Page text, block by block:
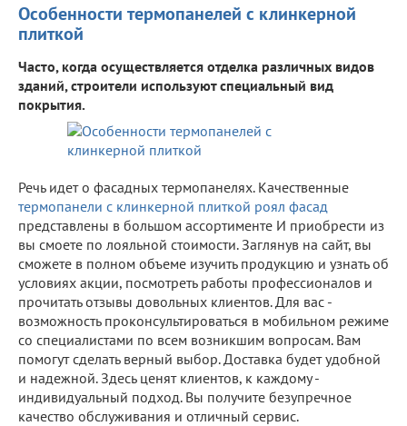
Особенности термопанелей с клинкерной
плиткой
Часто, когда осуществляется отделка различных видов
зданий, строители используют специальный вид
покрытия.
Речь идет о фасадных термопанелях. Качественные
термопанели с клинкерной плиткой роял фасад
представлены в большом ассортименте И приобрести из
вы смоете по лояльной стоимости. Заглянув на сайт, вы
сможете в полном объеме изучить продукцию и узнать об
условиях акции, посмотреть работы профессионалов и
прочитать отзывы довольных клиентов. Для вас -
возможность проконсультироваться в мобильном режиме
со специалистами по всем возникшим вопросам. Вам
помогут сделать верный выбор. Доставка будет удобной
и надежной. Здесь ценят клиентов, к каждому -
индивидуальный подход. Вы получите безупречное
качество обслуживания и отличный сервис.